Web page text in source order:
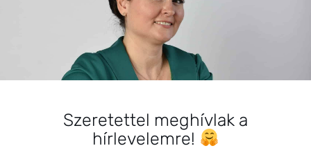
BEMUTATKOZÁS
Sziasztok! Szarvas Niki vagyok, a HerbClinic alapítója,
Szeretettel meghívlak a
hírlevelemre!